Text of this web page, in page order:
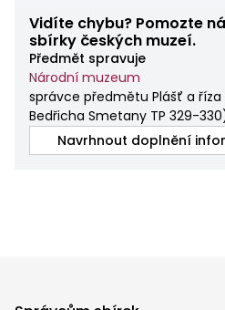
Vidíte chybu? Pomozte
sbírky českých muzeí.
Předmět spravuje
Národní muzeum
správce předmětu Plášť a říza
Bedřicha Smetany TP 329-330
Navrhnout doplnění